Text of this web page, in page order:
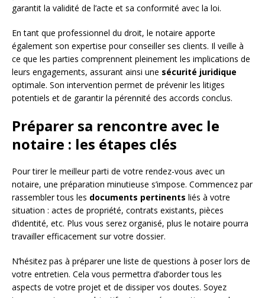
garantit la validité de l’acte et sa conformité avec la loi.
En tant que professionnel du droit, le notaire apporte
également son expertise pour conseiller ses clients. Il veille à
ce que les parties comprennent pleinement les implications de
leurs engagements, assurant ainsi une sécurité juridique
optimale. Son intervention permet de prévenir les litiges
potentiels et de garantir la pérennité des accords conclus.
Préparer sa rencontre avec le
notaire : les étapes clés
Pour tirer le meilleur parti de votre rendez-vous avec un
notaire, une préparation minutieuse s’impose. Commencez par
rassembler tous les documents pertinents liés à votre
situation : actes de propriété, contrats existants, pièces
d’identité, etc. Plus vous serez organisé, plus le notaire pourra
travailler efficacement sur votre dossier.
N’hésitez pas à préparer une liste de questions à poser lors de
votre entretien. Cela vous permettra d’aborder tous les
aspects de votre projet et de dissiper vos doutes. Soyez